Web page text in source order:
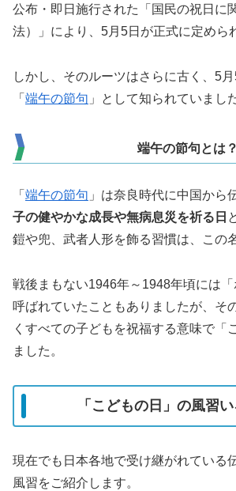
公布・即日施行された「国民の祝日に
法）」により、5月5日が正式に定めら
しかし、そのルーツはさらに古く、5
「 端午の節句 」として知られていまし
端午の節句とは？
「 端午の節句 」は奈良時代に中国から
子の健やかな成長や無病息災を祈る日
鎧や兜、武者人形を飾る習慣は、この
戦後まもない1946年～1948年頃には
呼ばれていたこともありましたが、そ
くすべての子どもを祝福する意味で「
ました。
「こどもの日」の風習
現在でも日本各地で受け継がれている
風習をご紹介します。